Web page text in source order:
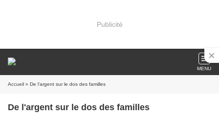
Publicité
MENU
Accueil » De l'argent sur le dos des familles
De l'argent sur le dos des familles